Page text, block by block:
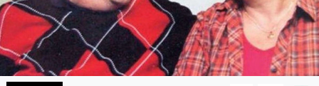
Resmi İlan
Sağlık
Spor